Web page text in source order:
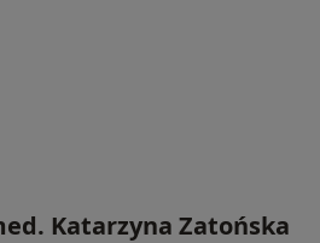
Katarzyna Zatońska